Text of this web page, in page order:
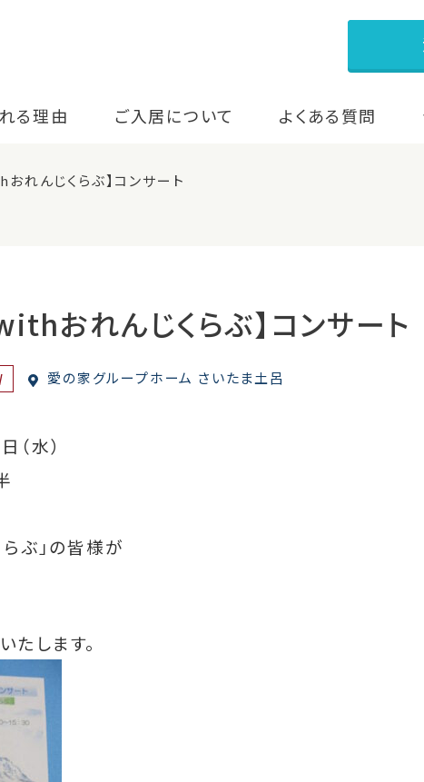
る理由 ご入居について よくある質問
れんじくらぶ】コンサート
おれんじくらぶ】コンサート
愛の家グループホーム さいたま土呂
（水）
ぶ」の皆様が
たします。